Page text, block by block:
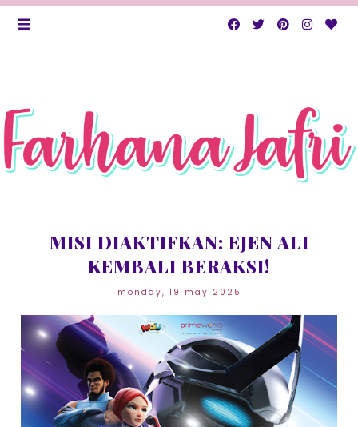
MISI DIAKTIFKAN: EJEN ALI
KEMBALI BERAKSI!
monday, 19 may 2025